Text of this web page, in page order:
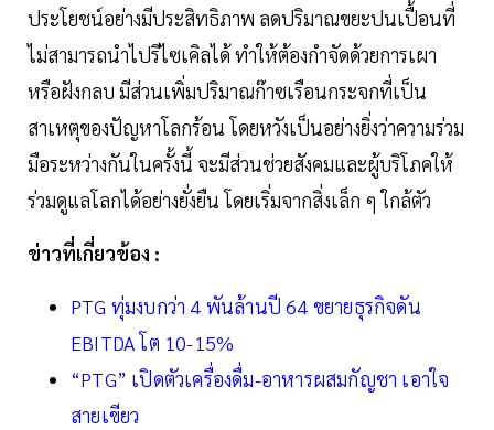
ประโยชน์อย่างมีประสิทธิภาพ ลดปริมาณขยะปนเปื้อนที่
ไม่สามารถนำไปรีไซเคิลได้ ทำให้ต้องกำจัดด้วยการเผา
หรือฝังกลบ มีส่วนเพิ่มปริมาณก๊าซเรือนกระจกที่เป็น
สาเหตุของปัญหาโลกร้อน โดยหวังเป็นอย่างยิ่งว่าความร่วม
มือระหว่างกันในครั้งนี้ จะมีส่วนช่วยสังคมและผู้บริโภคให้
ร่วมดูแลโลกได้อย่างยั่งยืน โดยเริ่มจากสิ่งเล็ก ๆ ใกล้ตัว
ข่าวที่เกี่ยวข้อง :
PTG ทุ่มงบกว่า 4 พันล้านปี 64 ขยายธุรกิจดัน
EBITDA โต 10-15%
“PTG” เปิดตัวเครื่องดื่ม-อาหารผสมกัญชา เอาใจ
สายเขียว